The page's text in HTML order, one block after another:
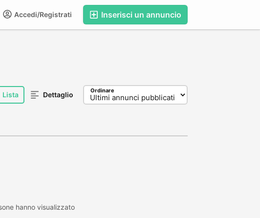
Inserisci un annuncio
Accedi/Registrati
Lista Dettaglio Ordinare
hanno visualizzato